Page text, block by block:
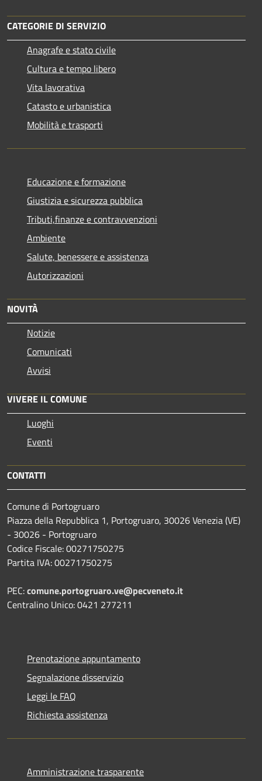
CATEGORIE DI SERVIZIO
Anagrafe e stato civile
Cultura e tempo libero
Vita lavorativa
Catasto e urbanistica
Mobilità e trasporti
Educazione e formazione
Giustizia e sicurezza pubblica
Tributi,finanze e contravvenzioni
Ambiente
Salute, benessere e assistenza
Autorizzazioni
NOVITÀ
Notizie
Comunicati
Avvisi
VIVERE IL COMUNE
Luoghi
Eventi
CONTATTI
Comune di Portogruaro
Piazza della Repubblica 1, Portogruaro, 30026 Venezia (VE)
- 30026 - Portogruaro
Codice Fiscale: 00271750275
Partita IVA: 00271750275
PEC:comune.portogruaro.ve@pecveneto.it
Centralino Unico: 0421 277211
Prenotazione appuntamento
Segnalazione disservizio
Leggi le FAQ
Richiesta assistenza
Amministrazione trasparente